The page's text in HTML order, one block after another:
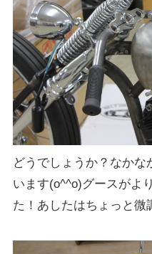
どうでしょうか？なか
います(o^^o)グースがよ
た！あしたはちょっと微